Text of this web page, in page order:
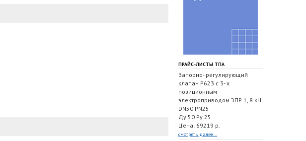
ПРАЙС-ЛИСТЫ ТПА
Запорно- регулирующий
клапан Р623 с 3- х
позиционным
электроприводом ЭПР 1, 8 кН
DN50 PN25
Ду 50 Ру 25
Цена: 69219 р.
смотреть далее...